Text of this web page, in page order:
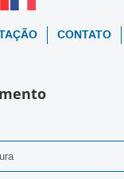
CONTATO